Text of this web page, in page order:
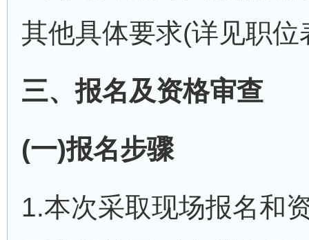
其他具体要求(详见职位
三、报名及资格审查
(一)报名步骤
1.本次采取现场报名和